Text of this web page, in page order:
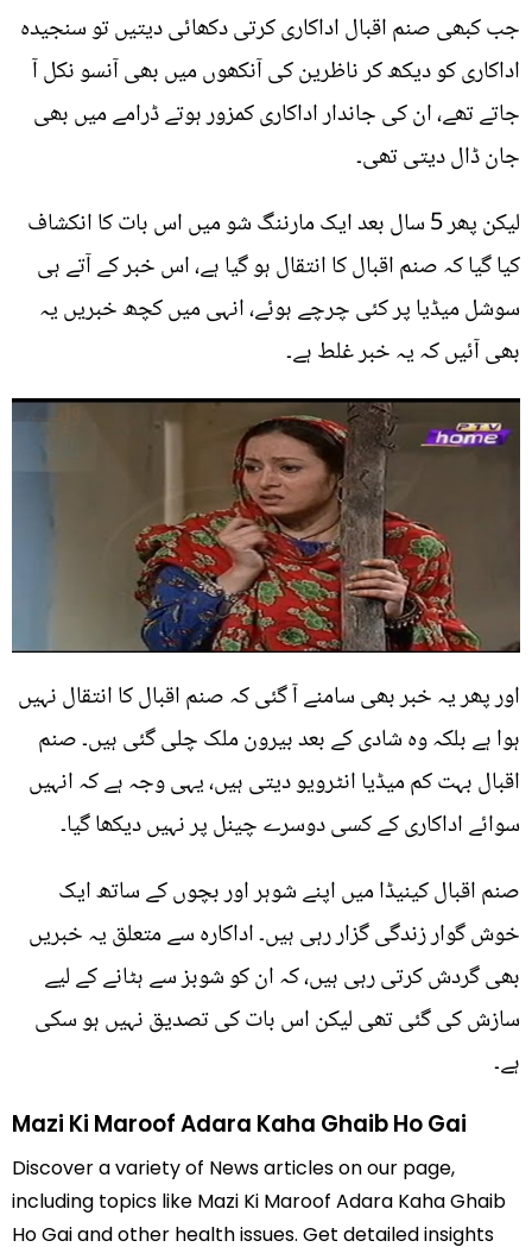
جب کبھی صنم اقبال اداکاری کرتی دکھائی دیتیں تو سنجیدہ
اداکاری کو دیکھ کر ناظرین کی آنکھوں میں بھی آنسو نکل آ
جاتے تھے، ان کی جاندار اداکاری کمزور ہوتے ڈرامے میں بھی
جان ڈال دیتی تھی۔
لیکن پھر 5 سال بعد ایک مارننگ شو میں اس بات کا انکشاف
کیا گیا کہ صنم اقبال کا انتقال ہو گیا ہے، اس خبر کے آتے ہی
سوشل میڈیا پر کئی چرچے ہوئے، انہی میں کچھ خبریں یہ
بھی آئیں کہ یہ خبر غلط ہے۔
اور پھر یہ خبر بھی سامنے آ گئی کہ صنم اقبال کا انتقال نہیں
ہوا ہے بلکہ وہ شادی کے بعد بیرون ملک چلی گئی ہیں۔ صنم
اقبال بہت کم میڈیا انٹرویو دیتی ہیں، یہی وجہ ہے کہ انہیں
سوائے اداکاری کے کسی دوسرے چینل پر نہیں دیکھا گیا۔
صنم اقبال کینیڈا میں اپنے شوہر اور بچوں کے ساتھ ایک
خوش گوار زندگی گزار رہی ہیں۔ اداکارہ سے متعلق یہ خبریں
بھی گردش کرتی رہی ہیں، کہ ان کو شوبز سے ہٹانے کے لیے
سازش کی گئی تھی لیکن اس بات کی تصدیق نہیں ہو سکی
ہے۔
Mazi Ki Maroof Adara Kaha Ghaib Ho Gai
Discover a variety of News articles on our page,
including topics like Mazi Ki Maroof Adara Kaha Ghaib
Ho Gai and other health issues. Get detailed insights